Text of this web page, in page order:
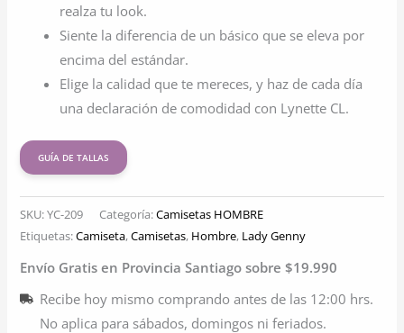
Cuello
cantidad
realza tu look.
Siente la diferencia de un básico que se eleva por
encima del estándar.
Elige la calidad que te mereces, y haz de cada día
una declaración de comodidad con Lynette CL.
GUÍA DE TALLAS
SKU:YC-209 Categoría:Camisetas HOMBRE
Etiquetas:Camiseta,Camisetas, Hombre, Lady Genny
Envío Gratis en Provincia Santiago sobre $19.990
Recibe hoy mismo comprando antes de las 12:00 hrs.
No aplica para sábados, domingos ni feriados.